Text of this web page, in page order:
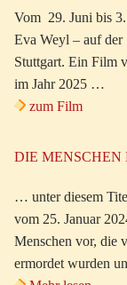
Vom 29. Juni bis
Eva Weyl – auf der
Stuttgart. Ein Film
im Jahr 2025 …
zum Film
DIE
… unter diesem
vom 25. Januar
Menschen vor, die
ermordet wurden